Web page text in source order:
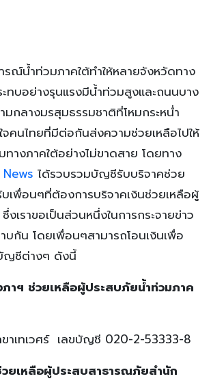
ณ์น้ำท่วมภาคใต้ทำให้หลายจังหวัดทาง
ทบอย่างรุนแรงมีน้ำท่วมสูงและถนนบาง
กลางมรสุมธรรมชาติที่โหมกระหน่ำ
ใจคนไทยที่มีต่อกันส่งความช่วยเหลือไปให้
างภาคใต้อย่างไม่ขาดสาย โดยทาง
ได้รวบรวมบัญชีรับบริจาคช่วย
เพื่อนๆที่ต้องการบริจาคเงินช่วยเหลือผู้
เราขอเป็นส่วนหนึ่งในการกระจายข่าว
บกัน โดยเพื่อนๆสามารถโอนเงินเพื่อ
ญชีต่างๆ ดังนี้
าฯ ช่วยเหลือผู้ประสบภัยน้ำท่วมภาค
าเทเวศร์ เลขบัญชี 020-2-53333-8
ยเหลือผู้ประสบสาธารณภัยสำนัก